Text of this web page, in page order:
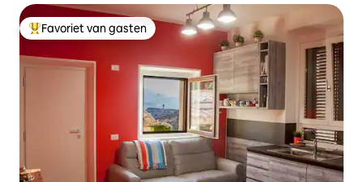
Topfavoriet van gasten
Favoriet van gasten